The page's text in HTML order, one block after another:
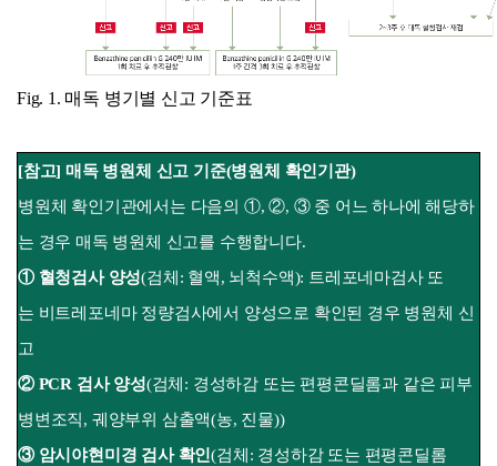
Fig. 1. 매독 병기별 신고 기준표
[참고] 매독 병원체 신고 기준(병원체 확인기관)
병원체 확인기관에서는 다음의 ①, ②, ③ 중 어느 하나에 해당하
는 경우 매독 병원체 신고를 수행합니다.
① 혈청검사 양성(검체: 혈액, 뇌척수액): 트레포네마검사 또
는 비트레포네마 정량검사에서 양성으로 확인된 경우 병원체 신
고
② PCR 검사 양성(검체: 경성하감 또는 편평콘딜롬과 같은 피부
병변조직, 궤양부위 삼출액(농, 진물))
③ 암시야현미경 검사 확인(검체: 경성하감 또는 편평콘딜롬